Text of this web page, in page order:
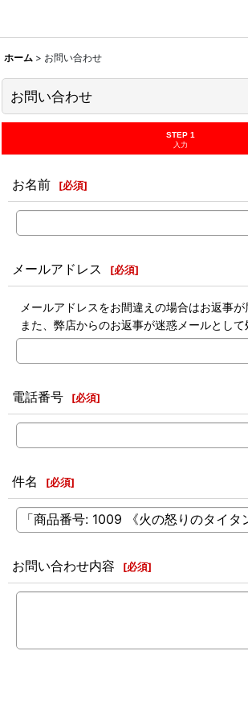
ホーム > お問い合わせ
お問い合わせ
STEP 1
入力
お名前 [必須]
メールアドレス [必須]
メールアドレスをお間違えの場合はお返事が
また、弊店からのお返事が迷惑メールとし
電話番号 [必須]
件名 [必須]
お問い合わせ内容 [必須]